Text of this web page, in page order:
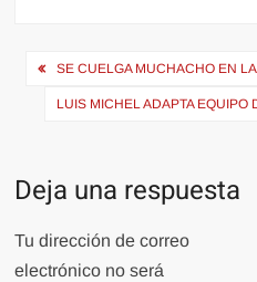
Navegación
SE CUELGA MUCHACHO EN
LUIS MICHEL ADAPTA
Deja una respuesta
Tu dirección de correo
electrónico no será